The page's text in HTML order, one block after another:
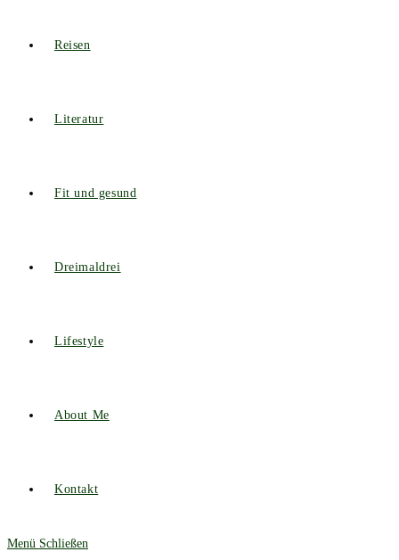
Reisen
Literatur
Fit und gesund
Dreimaldrei
Lifestyle
About Me
Kontakt
Menü Schließen